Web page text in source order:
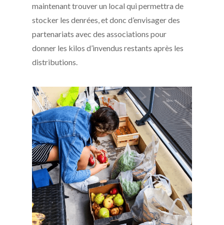
maintenant trouver un local qui permettra de
stocker les denrées, et donc d’envisager des
partenariats avec des associations pour
donner les kilos d’invendus restants après les
distributions.